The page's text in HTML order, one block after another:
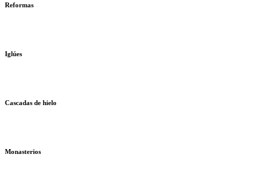
Reformas
Iglúes
Cascadas de hielo
Monasterios